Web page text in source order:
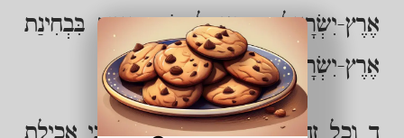
אֶרֶץ-יִשְׂרָאֵל, דְּהַיְנוּ לְקַדֵּשׁ הָאֲוִיר בִּבְחִינַת
אֶרֶץ-יִשְׂרָאֵל עַל-יְדֵי הָעֵינַיִם כַּנַּ"ל: